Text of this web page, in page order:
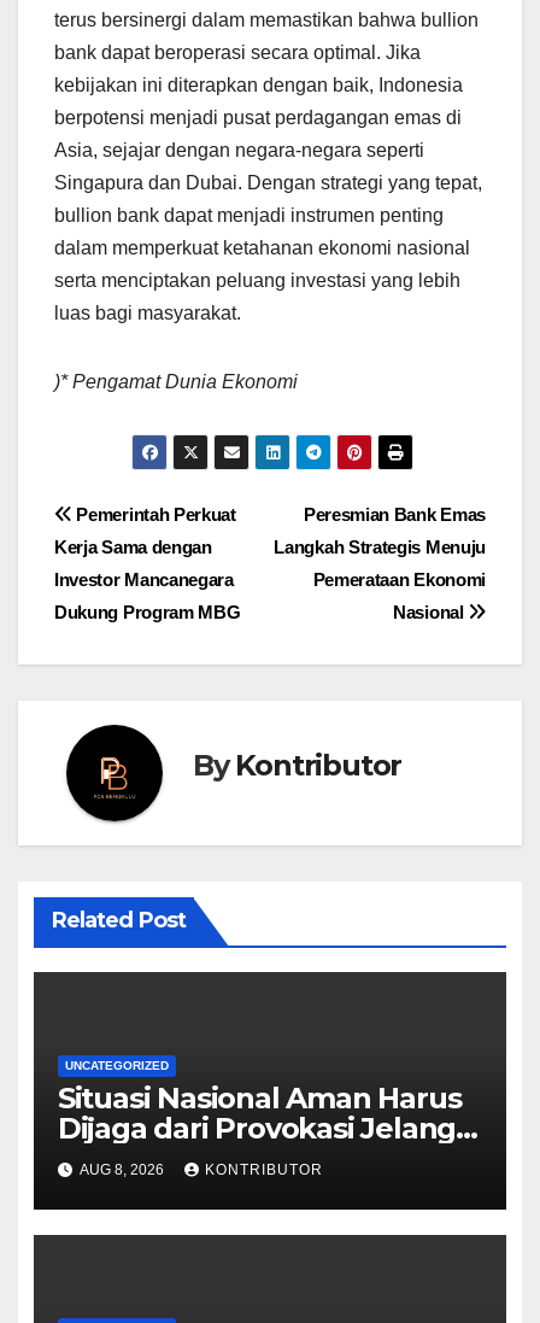
terus bersinergi dalam memastikan bahwa bullion
bank dapat beroperasi secara optimal. Jika
kebijakan ini diterapkan dengan baik, Indonesia
berpotensi menjadi pusat perdagangan emas di
Asia, sejajar dengan negara-negara seperti
Singapura dan Dubai. Dengan strategi yang tepat,
bullion bank dapat menjadi instrumen penting
dalam memperkuat ketahanan ekonomi nasional
serta menciptakan peluang investasi yang lebih
luas bagi masyarakat.
)* Pengamat Dunia Ekonomi
Post
navigation
Peresmian Bank Emas
Langkah Strategis Menuju
Pemerataan Ekonomi
Nasional
Pemerintah Perkuat
Kerja Sama dengan
Investor Mancanegara
Dukung Program MBG
ByKontributor
Related Post
UNCATEGORIZED
Situasi Nasional Aman Harus
Dijaga dari Provokasi Jelang
HUT ke-81 RI
AUG 8, 2026 KONTRIBUTOR